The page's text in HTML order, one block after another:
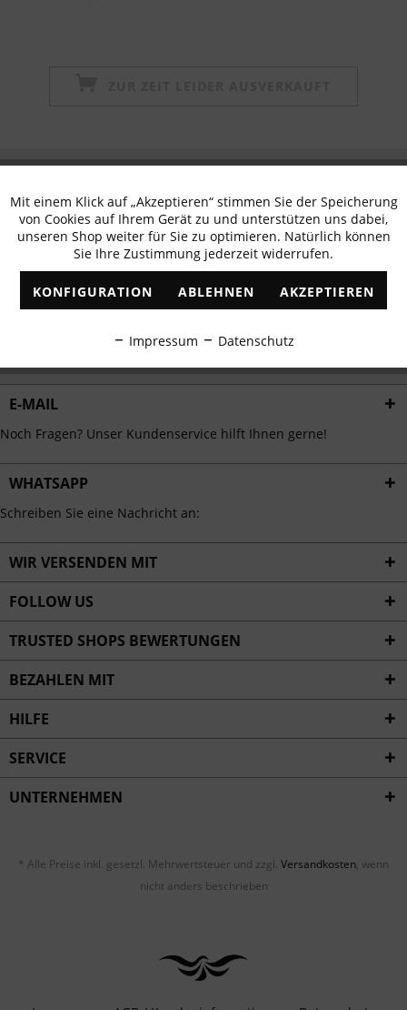
erhalten
✓ Exklusive Angebote ✓ Die aktuellsten Trends
E-MAIL
Noch Fragen? Unser Kundenservice hilft Ihnen gerne!
WHATSAPP
Schreiben Sie eine Nachricht an:
WIR VERSENDEN MIT
FOLLOW US
TRUSTED SHOPS BEWERTUNGEN
BEZAHLEN MIT
HILFE
SERVICE
UNTERNEHMEN
* Alle Preise inkl. gesetzl. Mehrwertsteuer und zzgl. Versandkosten, wenn
nicht anders beschrieben
Funktionale Aktiv
Marketing Inaktiv
Tracking Inaktiv
Personalisierung Inaktiv
Service
Mit einem Klick auf „Akzeptieren“ stimmen Sie der Speicherung
von Cookies auf Ihrem Gerät zu und unterstützen uns dabei,
unseren Shop weiter für Sie zu optimieren. Natürlich können
Sie Ihre Zustimmung jederzeit widerrufen.
KONFIGURATION ABLEHNEN AKZEPTIEREN
Impressum Datenschutz